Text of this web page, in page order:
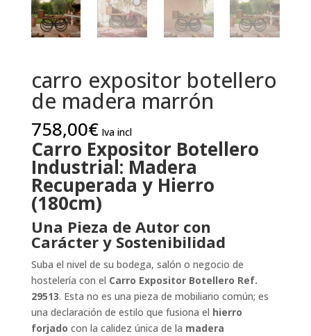
carro expositor botellero
de madera marrón
758,00€ Iva incl
Carro Expositor Botellero
Industrial: Madera
Recuperada y Hierro
(180cm)
Una Pieza de Autor con
Carácter y Sostenibilidad
Suba el nivel de su bodega, salón o negocio de
hostelería con el Carro Expositor Botellero Ref.
29513. Esta no es una pieza de mobiliario común; es
una declaración de estilo que fusiona el hierro
forjado con la calidez única de la madera